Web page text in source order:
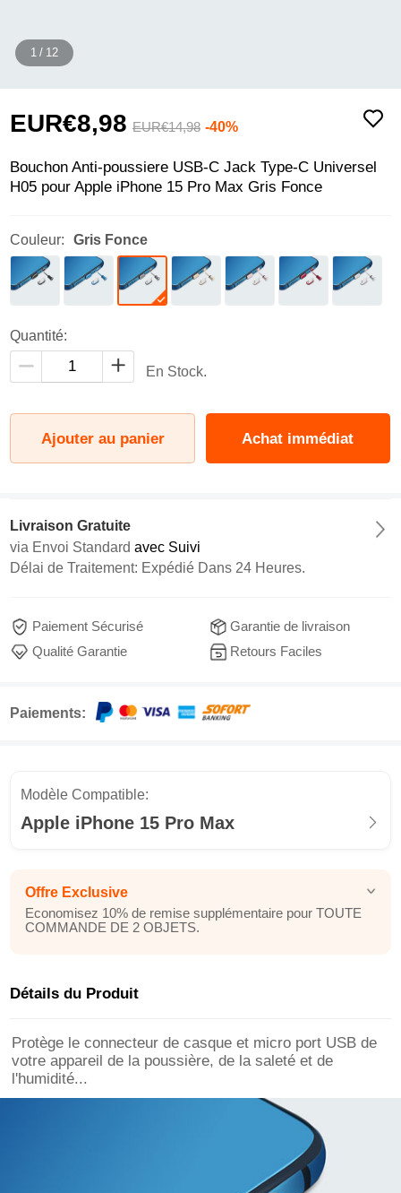
1 / 12
EUR€8,98 EUR€14,98 -40%
Bouchon Anti-poussiere USB-C Jack Type-C Universel
H05 pour Apple iPhone 15 Pro Max Gris Fonce
Couleur: Gris Fonce
Quantité:
En Stock.
Ajouter au panier Achat immédiat
Livraison Gratuite
via Envoi Standard avec Suivi
Délai de Traitement: Expédié Dans 24 Heures.
Paiement Sécurisé
Garantie de livraison
Qualité Garantie
Retours Faciles
Paiements:
Modèle Compatible:
Apple iPhone 15 Pro Max
Offre Exclusive
Economisez 10% de remise supplémentaire pour TOUTE
COMMANDE DE 2 OBJETS.
Détails du Produit
Protège le connecteur de casque et micro port USB de
votre appareil de la poussière, de la saleté et de
l'humidité...